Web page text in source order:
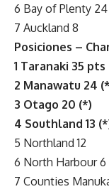
6 Bay of Plenty 24
7 Auckland 8
Posiciones –
1 Taranaki 35 pts
2 Manawatu 24
3 Otago 20 (*)
4 Southland 13
5 Northland 12
6 North Harbour 6
7 Counties